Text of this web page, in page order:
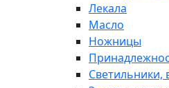
Лекала
Масло
Ножницы
Светильники,